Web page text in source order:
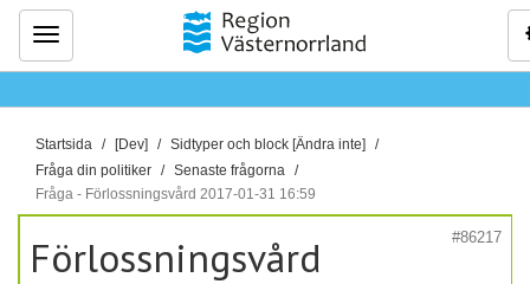
Meny
D
u
ä
h
Startsida [Dev]
Sidtyper och block [Ändra inte]
Fråga din politiker
Senaste frågorna
Fråga - Förlossningsvård 2017-01-31 16:59
#86217
Förlossningsvård